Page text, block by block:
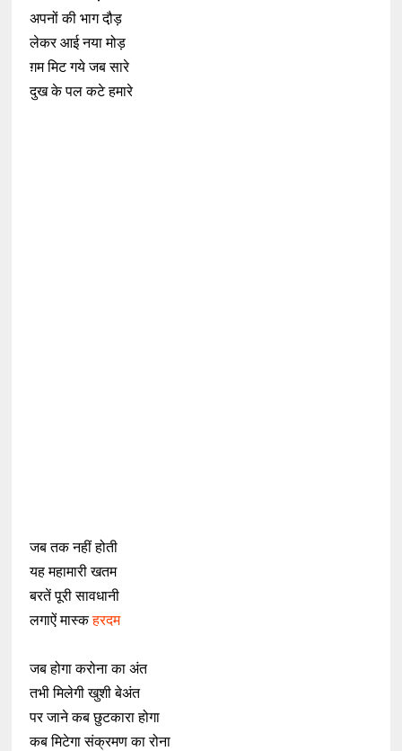
अपनों की भाग दौ़ड़
लेकर आई नया मोड़
ग़म मिट गये जब सारे
दुख के पल कटे हमारे
जब तक नहीं होती
यह महामारी खतम
बरतें पूरी सावधानी
लगाऐं मास्कहरदम
जब होगा करोना का अंत
तभी मिलेगी खुशी बेअंत
पर जाने कब छुटकारा होगा
कब मिटेगा संक्रमण का रोना